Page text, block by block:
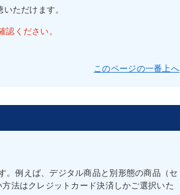
ただけます。
ください。
このページの一番上へ
。例えば、デジタル商品と別形態の商品（セ
法はクレジットカード決済しかご選択いた